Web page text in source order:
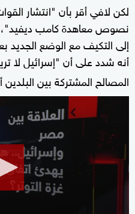
لكن لافي أقر بأن "انتشار
نصوص معاهدة كامب
إلى التكيف مع الوضع الجديد
أنه شدد على أن "إسرائيل لا
المصالح المشتركة بين